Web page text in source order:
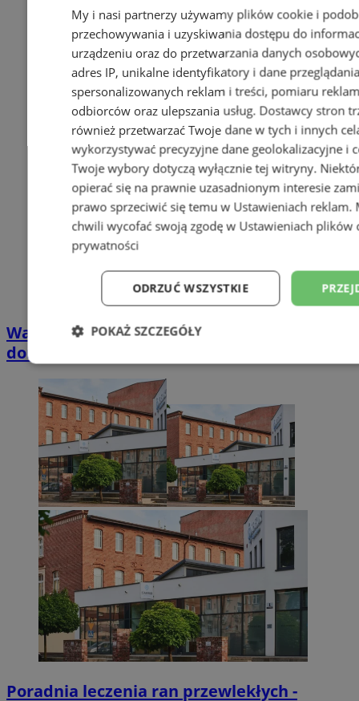
Wakacyjny wypoczynek nad Bałtykiem w
domkach Szmaragdowe Morze
Poradnia leczenia ran przewlekłych -
My i nasi partnerzy używamy plików cookie i
przechowywania i uzyskiwania dostępu do
urządzeniu oraz do przetwarzania danych
adres IP, unikalne identyfikatory i dane
spersonalizowanych reklam i treści, pomiaru
odbiorców oraz ulepszania usług. Dostawcy stron
również przetwarzać Twoje dane w tych i innych
wykorzystywać precyzyjne dane geolokalizacyjne i
Twoje wybory dotyczą wyłącznie tej witryny.
opierać się na prawnie uzasadnionym interesie
prawo sprzeciwić się temu w Ustawieniach reklam.
chwili wycofać swoją zgodę w Ustawieniach plików
prywatności
ODRZUĆ WSZYSTKIE
POKAŻ SZCZEGÓŁY
Niezbędne Wydajność
Niesklasyfikowane
Niezbędne Wydajność Targetowanie
Niezbędne pliki cookie umożliwiają korzystanie z podstawowych
takich jak logowanie użytkownika i zarządzanie kontem. Bez
można prawidłowo korzystać ze strony internetowej.
Nazwa
Provider
Domena
SessID
zabrze.com.pl